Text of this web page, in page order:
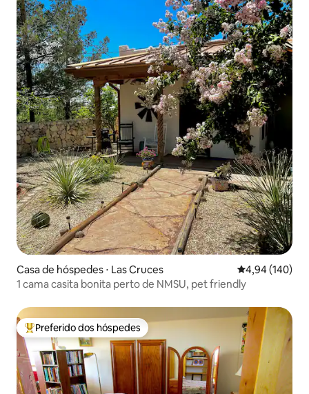
Casa de hóspedes ⋅ Las Cruces 4,94 de uma
4,94 (140)
1 cama casita bonita perto de NMSU, pet friendly
Entre os melhores preferidos dos hóspedes
Preferido dos hóspedes